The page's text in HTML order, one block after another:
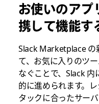
お使いのア
携して機能す
Slack Marketplace の
て、お気に入りのツ
なぐことで、Slack
的に進められます。
タックに合ったサー